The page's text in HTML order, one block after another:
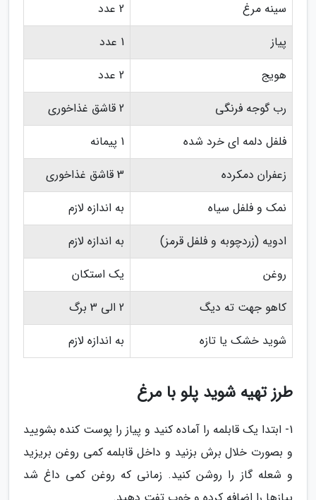
سینه مرغ
2 عدد
پیاز
1 عدد
هویج
2 عدد
رب گوجه فرنگی
2 قاشق غذاخوری
فلفل دلمه ای خرد شده
1 پیمانه
زعفران دمکرده
3 قاشق غذاخوری
نمک و فلفل سیاه
به اندازه لازم
ادویه (زردچوبه و فلفل قرمز)
به اندازه لازم
روغن
یک استکان
کاهو جهت ته دیگ
2 الی 3 برگ
شوید خشک یا تازه
به اندازه لازم
طرز تهیه شوید پلو با مرغ
1- ابتدا یک قابلمه را آماده کنید و پیاز را پوست کنده بشویید
و بصورت خلال برش بزنید و داخل قابلمه کمی روغن بریزید
و شعله گاز را روشن کنید. زمانی که روغن کمی داغ شد